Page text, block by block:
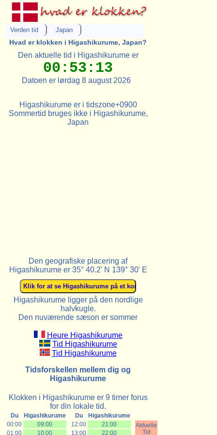
Verden tid Japan
Hvad er klokken i Higashikurume, Japan?
Den aktuelle tid i Higashikurume er
00:53:13
Datoen er lørdag 8 august 2026
Higashikurume er i tidszone+0900
Sommertid bruges ikke i Higashikurume,
Japan
Den geografiske placering af
Higashikurume er 35° 40.2' N 139° 30' E
Higashikurume ligger på den nordlige
halvkugle.
Den nuværende sæson er sommer
Heure Higashikurume
Tid Higashikurume
Tid Higashikurume
Tidsforskellen mellem dig og
Higashikurume
Klokken i Higashikurume er 9 timer forus
for din lokale tid.
Du Higashikurume Du
Higashikurume
00:00
09:00 12:00 21:00
Aktuelle
Tid
01:00 10:00 13:00 22:00